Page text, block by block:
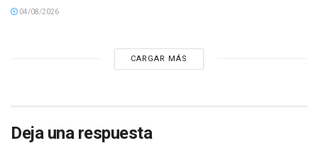
04/08/2026
CARGAR MÁS
Deja una respuesta